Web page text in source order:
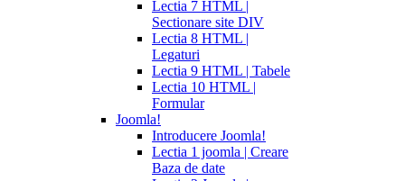
Lectia 7 HTML |
Sectionare site DIV
Lectia 8 HTML |
Legaturi
Lectia 9 HTML | Tabele
Lectia 10 HTML |
Formular
Joomla!
Introducere Joomla!
Lectia 1 joomla | Creare
Baza de date